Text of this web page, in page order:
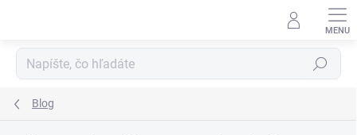
Hľadať
Blog